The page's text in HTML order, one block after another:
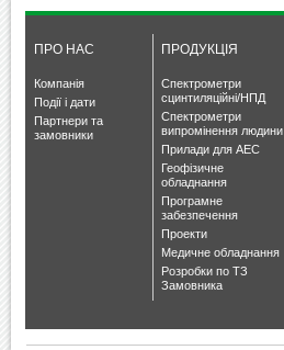
ПРО НАС ПРОДУКЦІЯ
Компанія
Події і дати
Партнери та
замовники
Спектрометри
сцинтиляційні/НПД
Спектрометри
випромінення людини
Прилади для АЕС
Геофізичне
обладнання
Програмне
забезпечення
Проекти
Медичне обладнання
Розробки по ТЗ
Замовника